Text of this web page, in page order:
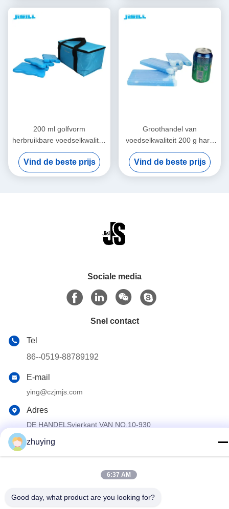
Lunchdoos
200 ml golfvorm
herbruikbare voedselkwaliteit
kleur gel ijsdoos voor
kinderen lunchzakjes voor
voedsel bevroren
Vind de beste prijs
Groothandel van
voedselkwaliteit 200 g hard
gelaatblok voor lunchdoos
voor diepgevroren voedsel
Vind de beste prijs
Sociale media
Snel contact
Tel
86--0519-88789192
E-mail
ying@czjmjs.com
Adres
DE HANDELSvierkant VAN NO.10-930
DISTRICTSchangzhou STAD JIANGSU
Privacybeleid |Sitemap
Copyright © 2017-2026 Changzhou jisi cold chain technology
zhuying
6:37 AM
Good day, what product are you looking for?